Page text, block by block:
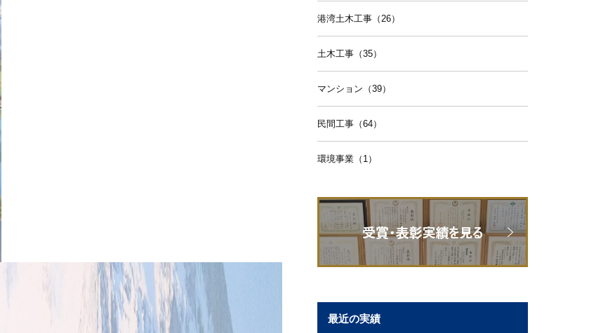
港湾土木工事（26）
土木工事（35）
マンション（39）
民間工事（64）
環境事業（1）
最近の実績